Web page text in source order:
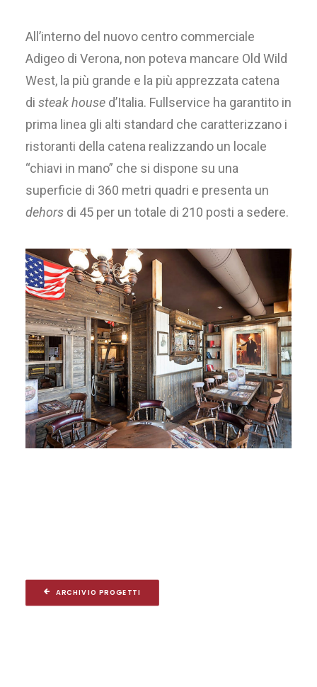
All’interno del nuovo centro commerciale
Adigeo di Verona, non poteva mancare Old Wild
West, la più grande e la più apprezzata catena
di steak house d’Italia. Fullservice ha garantito in
prima linea gli alti standard che caratterizzano i
ristoranti della catena realizzando un locale
“chiavi in mano” che si dispone su una
superficie di 360 metri quadri e presenta un
dehors di 45 per un totale di 210 posti a sedere.
ARCHIVIO PROGETTI